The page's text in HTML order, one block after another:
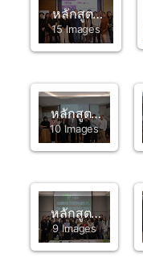
หลักสูตร
“The
Professional
ONE
Thailand
15 Images
หลักสูตร
Goal-
Oriented
รุ่นที่ 4
10 Images
หลักสูตร
การ
ประเมิน
9 Images